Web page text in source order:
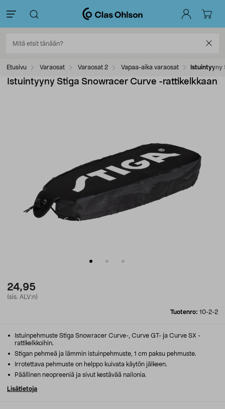
Etusivu Varaosat Varaosat 2 Vapaa-aika varaosat Istuintyyny
Istuintyyny Stiga Snowracer Curve -rattikelkkaan
24,95
(sis. ALV:n)
Tuotenro: 10-2-2
Istuinpehmuste Stiga Snowracer Curve-, Curve GT- ja Curve SX -
rattikelkkoihin.
Stigan pehmeä ja lämmin istuinpehmuste, 1 cm paksu pehmuste.
Irrotettava pehmuste on helppo kuivata käytön jälkeen.
Päällinen neopreeniä ja sivut kestävää nailonia.
Lisätietoja